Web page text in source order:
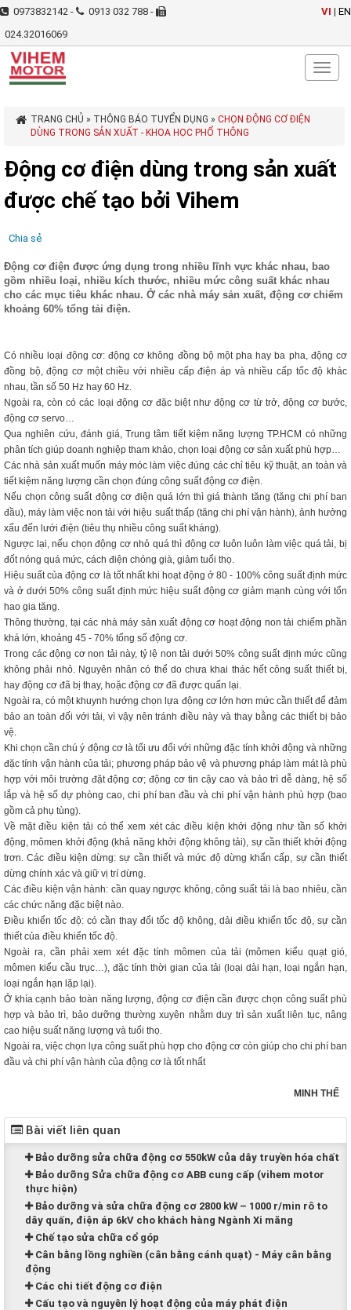
0973832142 -
0913 032 788 -
024.32016069
VI | EN
TRANG CHỦ » THÔNG BÁO TUYỂN DỤNG » CHỌN ĐỘNG CƠ ĐIỆN
DÙNG TRONG SẢN XUẤT - KHOA HỌC PHỔ THÔNG
Động cơ điện dùng trong sản xuất
được chế tạo bởi Vihem
Chia sẻ
Động cơ điện được ứng dụng trong nhiều lĩnh vực khác nhau, bao
gồm nhiều loại, nhiều kích thước, nhiều mức công suất khác nhau
cho các mục tiêu khác nhau. Ở các nhà máy sản xuất, động cơ chiếm
khoảng 60% tổng tải điện.
Có nhiều loại động cơ: động cơ không đồng bộ một pha hay ba pha, động cơ
đồng bộ, động cơ một chiều với nhiều cấp điện áp và nhiều cấp tốc độ khác
nhau, tần số 50 Hz hay 60 Hz.
Ngoài ra, còn có các loại động cơ đặc biệt như động cơ từ trở, động cơ bước,
động cơ servo…
Qua nghiên cứu, đánh giá, Trung tâm tiết kiệm năng lượng TP.HCM có những
phân tích giúp doanh nghiệp tham khảo, chọn loại động cơ sản xuất phù hợp…
Các nhà sản xuất muốn máy móc làm việc đúng các chỉ tiêu kỹ thuật, an toàn và
tiết kiệm năng lượng cần chọn đúng công suất động cơ điện.
Nếu chọn công suất động cơ điện quá lớn thì giá thành tăng (tăng chi phí ban
đầu), máy làm việc non tải với hiệu suất thấp (tăng chi phí vận hành), ảnh hưởng
xấu đến lưới điện (tiêu thụ nhiều công suất kháng).
Ngược lại, nếu chọn động cơ nhỏ quá thì động cơ luôn luôn làm việc quá tải, bị
đốt nóng quá mức, cách điện chóng già, giảm tuổi thọ.
Hiệu suất của động cơ là tốt nhất khi hoạt động ở 80 - 100% công suất định mức
và ở dưới 50% công suất định mức hiệu suất động cơ giảm mạnh cùng với tổn
hao gia tăng.
Thông thường, tại các nhà máy sản xuất động cơ hoạt động non tải chiếm phần
khá lớn, khoảng 45 - 70% tổng số động cơ.
Trong các động cơ non tải này, tỷ lệ non tải dưới 50% công suất định mức cũng
không phải nhỏ. Nguyên nhân có thể do chưa khai thác hết công suất thiết bị,
hay động cơ đã bị thay, hoặc động cơ đã được quấn lại.
Ngoài ra, có một khuynh hướng chọn lựa động cơ lớn hơn mức cần thiết để đảm
bảo an toàn đối với tải, vì vậy nên tránh điều này và thay bằng các thiết bị bảo
vệ.
Khi chọn cần chú ý động cơ là tối ưu đối với những đặc tính khởi động và những
đặc tính vận hành của tải; phương pháp bảo vệ và phương pháp làm mát là phù
hợp với môi trường đặt động cơ; động cơ tin cậy cao và bảo trì dễ dàng, hệ số
lắp và hệ số dự phòng cao, chi phí ban đầu và chi phí vận hành phù hợp (bao
gồm cả phụ tùng).
Về mặt điều kiện tải có thể xem xét các điều kiện khởi động như tần số khởi
động, mômen khởi động (khả năng khởi động không tải), sự cần thiết khởi động
trơn. Các điều kiện dừng: sự cần thiết và mức độ dừng khẩn cấp, sự cần thiết
dừng chính xác và giữ vị trí dừng.
Các điều kiện vận hành: cần quay ngược không, công suất tải là bao nhiêu, cần
các chức năng đặc biệt nào.
Điều khiển tốc độ: có cần thay đổi tốc độ không, dải điều khiển tốc độ, sự cần
thiết của điều khiển tốc độ.
Ngoài ra, cần phải xem xét đặc tính mômen của tải (mômen kiểu quạt gió,
mômen kiểu cầu trục…), đặc tính thời gian của tải (loại dài hạn, loại ngắn hạn,
loại ngắn hạn lặp lại).
Ở khía cạnh bảo toàn năng lượng, động cơ điện cần được chọn công suất phù
hợp và bảo trì, bảo dưỡng thường xuyên nhằm duy trì sản xuất liên tục, nâng
cao hiệu suất năng lượng và tuổi thọ.
Ngoài ra, việc chọn lựa công suất phù hợp cho động cơ còn giúp cho chi phí ban
đầu và chi phí vận hành của động cơ là tốt nhất
MINH THẾ
Bài viết liên quan
Bảo dưỡng sửa chữa động cơ 550kW của dây truyền hóa chất
Bảo dưỡng Sửa chữa động cơ ABB cung cấp (vihem motor
thực hiện)
Bảo dưỡng và sửa chữa động cơ 2800 kW – 1000 r/min rô to
dây quấn, điện áp 6kV cho khách hàng Ngành Xi măng
Chế tạo sửa chữa cổ góp
Cân bằng lồng nghiền (cân bằng cánh quạt) - Máy cân bằng
động
Các chi tiết động cơ điện
Cấu tạo và nguyên lý hoạt động của máy phát điện